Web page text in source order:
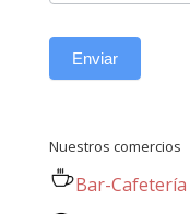
Enviar
Nuestros comercios
Bar-Cafetería